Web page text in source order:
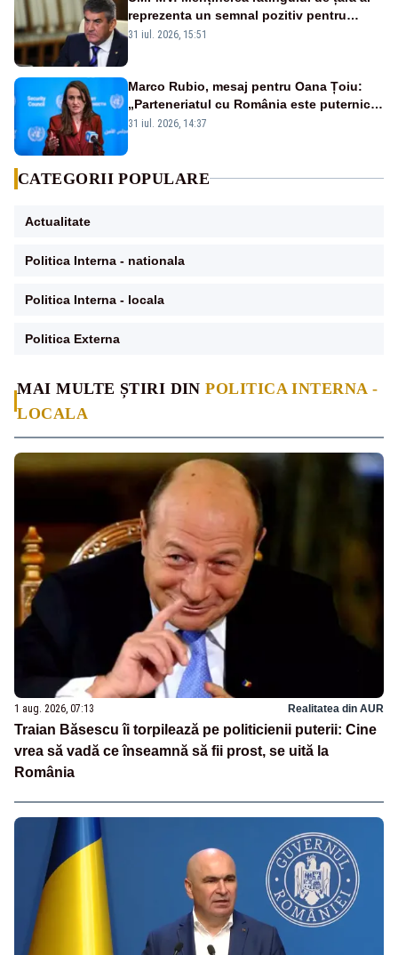
MAI MULTE ȘTIRI DINPOLITICA INTERNA -
LOCALA
1 aug. 2026, 07:13 Realitatea din AUR
Traian Băsescu îi torpilează pe politicienii puterii: Cine
vrea să vadă ce înseamnă să fii prost, se uită la
România
reprezenta un semnal pozitiv pentru
România. Autoritățile trebuie să continue
31 iul. 2026, 15:51
Marco Rubio, mesaj pentru Oana Țoiu:
„Parteneriatul cu România este puternic
și prețuit”
31 iul. 2026, 14:37
CATEGORII POPULARE
Actualitate
Politica Interna - nationala
Politica Interna - locala
Politica Externa